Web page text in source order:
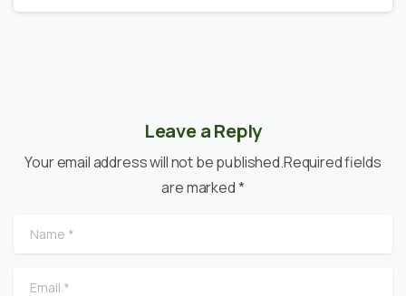
Leave a Reply
Your email address will not be published.Required fields
are marked *
Name
Email